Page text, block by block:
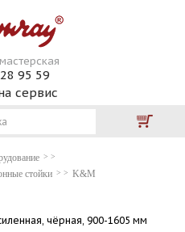
95 59
сервис
стойки K&M
чёрная, 900-1605 мм